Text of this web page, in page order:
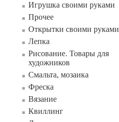
Игрушка своими руками
Прочее
Открытки своими руками
Лепка
Рисование. Товары для
художников
Смальта, мозаика
Фреска
Вязание
Квиллинг